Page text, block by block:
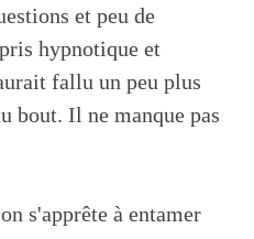
et peu de
hypnotique et
fallu un peu plus
bout. Il ne manque pas
s'apprête à entamer